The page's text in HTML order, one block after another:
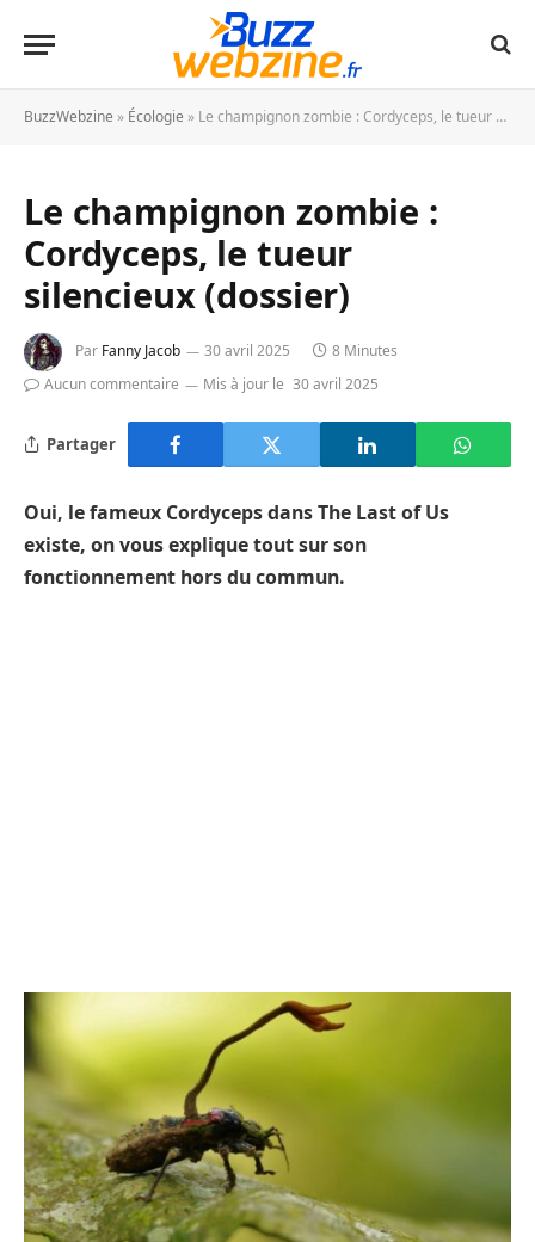
BuzzWebzine » Écologie » Le champignon zombie : Cordyceps, le tueur silencieux (dossier)
Le champignon zombie :
Cordyceps, le tueur
silencieux (dossier)
Par Fanny Jacob 30 avril 2025
8 Minutes
Aucun commentaire
Mis à jour le 30 avril 2025
Partager
Oui, le fameux Cordyceps dans The Last of Us
existe, on vous explique tout sur son
fonctionnement hors du commun.